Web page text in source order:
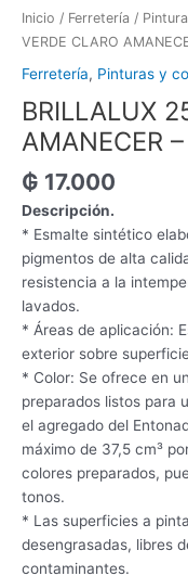
Inicio / Ferretería /
VERDE CLARO
Ferretería, Pinturas y
BRILLALUX
AMANECER
₲ 17.000
Descripción.
* Esmalte sintético
pigmentos de alta
resistencia a la
lavados.
* Áreas de aplicación:
exterior sobre
* Color: Se ofrece en
preparados listos para
el agregado del
máximo de 37,5 cm³
colores preparados,
tonos.
* Las superficies a
desengrasadas, libres
contaminantes.